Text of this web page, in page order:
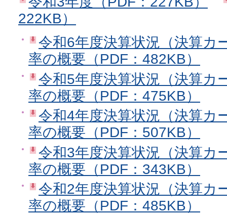
222KB）
令和6年度決算状況（決算カ
率の概要（PDF：482KB）
令和5年度決算状況（決算カ
率の概要（PDF：475KB）
令和4年度決算状況（決算カ
率の概要（PDF：507KB）
令和3年度決算状況（決算カ
率の概要（PDF：343KB）
令和2年度決算状況（決算カ
率の概要（PDF：485KB）